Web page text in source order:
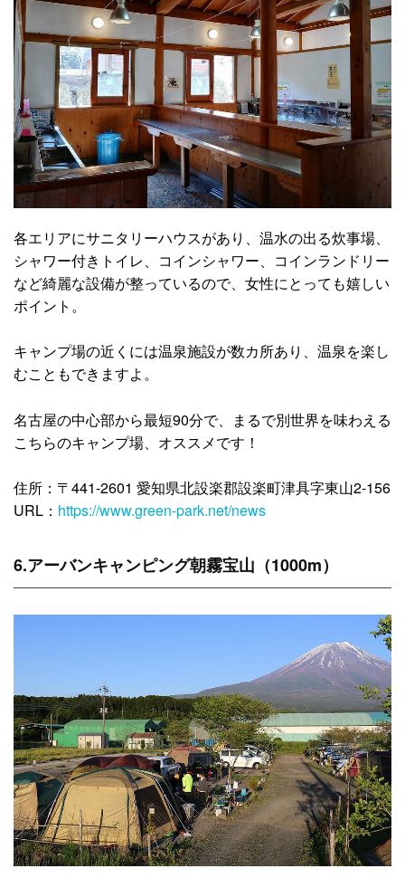
各エリアにサニタリーハウスがあり、温水の出る炊事場、
シャワー付きトイレ、コインシャワー、コインランドリー
など綺麗な設備が整っているので、女性にとっても嬉しい
ポイント。
キャンプ場の近くには温泉施設が数カ所あり、温泉を楽し
むこともできますよ。
名古屋の中心部から最短90分で、まるで別世界を味わえる
こちらのキャンプ場、オススメです！
住所：〒441-2601 愛知県北設楽郡設楽町津具字東山2-156
URL： https://www.green-park.net/news
6.アーバンキャンピング朝霧宝山（1000m）